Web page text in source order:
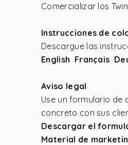
Comercializar los
Instrucciones de
Descargue las
English Français
Aviso legal
Use un formulario
concreto con sus
Descargar el
Material de